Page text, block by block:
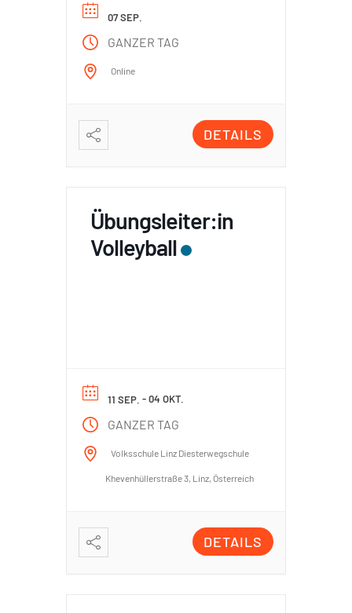
07 SEP.
GANZER TAG
Online
DETAILS
Übungsleiter:in
Volleyball
11 SEP. - 04 OKT.
GANZER TAG
Volksschule Linz Diesterwegschule
Khevenhüllerstraße 3, Linz, Österreich
DETAILS